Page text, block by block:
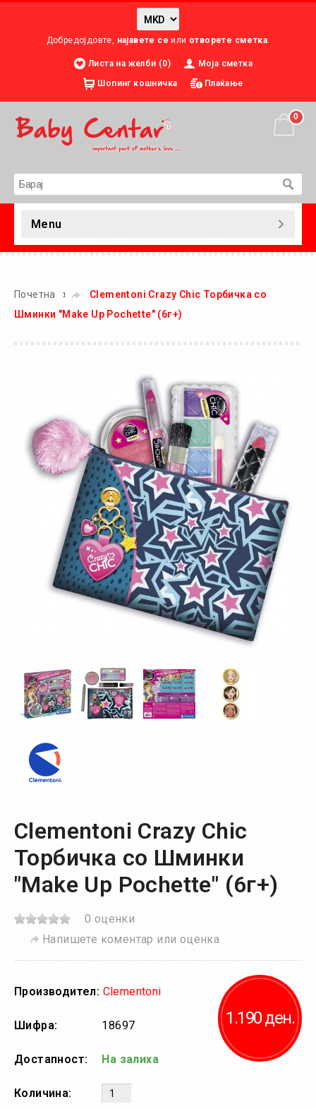
Добредојдовте, најавете се или отворете сметка.
Листа на желби (0)
Моја сметка
Шопинг кошничка
Плаќање
0
Menu
Почетна »
Clementoni Crazy Chic Торбичка со
Шминки "Make Up Pochette" (6г+)
Clementoni Crazy Chic
Торбичка со Шминки
"Make Up Pochette" (6г+)
0 оценки
Напишете коментар или оценка
1.190 ден.
Производител: Clementoni
Шифра: 18697
Достапност: На залиха
Количина: